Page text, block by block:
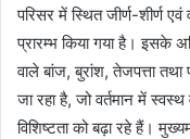
परिसर में स्थित जीर्ण-शीर्ण एवं
प्रारम्भ किया गया है। इसके
वाले बांज, बुरांश, तेजपत्ता तथा
जा रहा है, जो वर्तमान में
विशिष्टता को बढ़ा रहे हैं।